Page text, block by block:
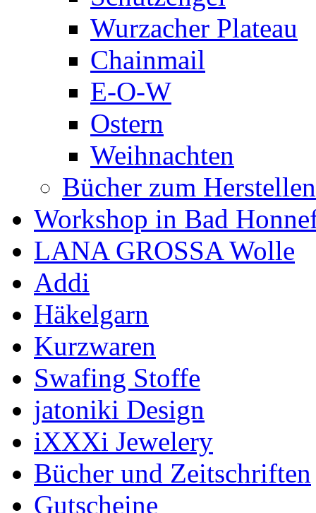
Wurzacher Plateau
Chainmail
E-O-W
Ostern
Weihnachten
Bücher zum
Workshop in Bad
LANA GROSSA Wolle
Addi
Häkelgarn
Kurzwaren
Swafing Stoffe
jatoniki Design
iXXXi Jewelery
Bücher und Zeitschriften
Gutscheine